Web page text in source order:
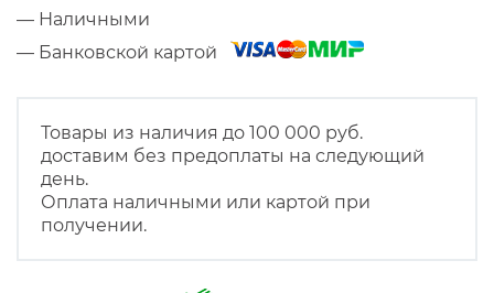
— Наличными
— Банковской картой
Товары из наличия до 100 000 руб.
доставим без предоплаты на следующий
день.
Оплата наличными или картой при
получении.